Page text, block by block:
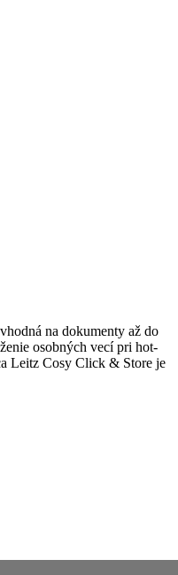
na dokumenty až do
osobných vecí pri hot-
Leitz Cosy Click & Store je